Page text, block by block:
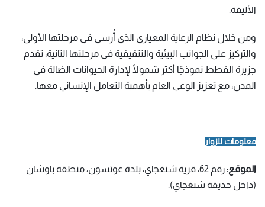
الأليفة.
ومن خلال نظام الرعاية المعياري الذي أُرسي في مرحلتها الأولى،
والتركيز على الجوانب البيئية والتثقيفية في مرحلتها الثانية، تقدم
جزيرة القطط نموذجًا أكثر شمولًا لإدارة الحيوانات الضالة في
المدن، مع تعزيز الوعي العام بأهمية التعامل الإنساني معها.
معلومات للزوار
الموقع:
رقم 62، قرية شنغجاي، بلدة غوتسون، منطقة باوشان
(داخل حديقة شنغجاي).